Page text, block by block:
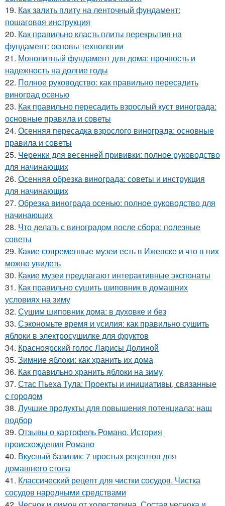
19. Как залить плиту на ленточный фундамент:
пошаговая инструкция
20. Как правильно класть плиты перекрытия на
фундамент: основы технологии
21. Монолитный фундамент для дома: прочность и
надежность на долгие годы
22. Полное руководство: как правильно пересадить
виноград осенью
23. Как правильно пересадить взрослый куст винограда:
основные правила и советы
24. Осенняя пересадка взрослого винограда: основные
правила и советы
25. Черенки для весенней прививки: полное руководство
для начинающих
26. Осенняя обрезка винограда: советы и инструкция
для начинающих
27. Обрезка винограда осенью: полное руководство для
начинающих
28. Что делать с виноградом после сбора: полезные
советы
29. Какие современные музеи есть в Ижевске и что в них
можно увидеть
30. Какие музеи предлагают интерактивные экспонаты
31. Как правильно сушить шиповник в домашних
условиях на зиму
32. Сушим шиповник дома: в духовке и без
33. Сэкономьте время и усилия: как правильно сушить
яблоки в электросушилке для фруктов
34. Красноярский голос Ларисы Долиной
35. Зимние яблоки: как хранить их дома
36. Как правильно хранить яблоки на зиму
37. Стас Пьеха Тула: Проекты и инициативы, связанные
с городом
38. Лучшие продукты для повышения потенциала: наш
подбор
39. Отзывы о картофель Романо. История
происхождения Романо
40. Вкусный базилик: 7 простых рецептов для
домашнего стола
41. Классический рецепт для чистки сосудов. Чистка
сосудов народными средствами